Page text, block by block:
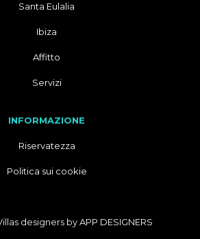
Santa Eulalia
Ibiza
Affitto
Servizi
INFORMAZIONE
Riservatezza
Politica sui cookie
designers byAPP DESIGNERS